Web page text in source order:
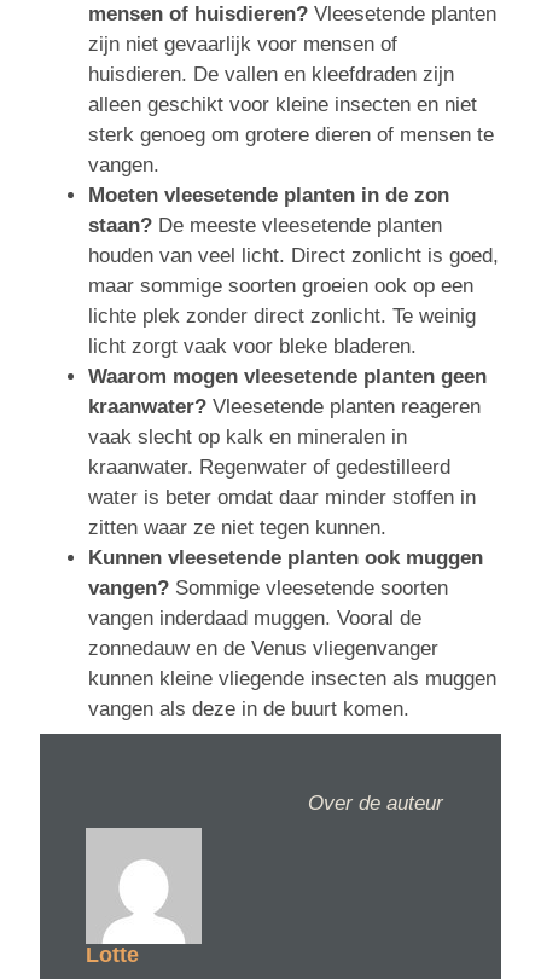
mensen of huisdieren?Vleesetende planten
zijn niet gevaarlijk voor mensen of
huisdieren. De vallen en kleefdraden zijn
alleen geschikt voor kleine insecten en niet
sterk genoeg om grotere dieren of mensen te
vangen.
Moeten vleesetende planten in de zon
staan?De meeste vleesetende planten
houden van veel licht. Direct zonlicht is goed,
maar sommige soorten groeien ook op een
lichte plek zonder direct zonlicht. Te weinig
licht zorgt vaak voor bleke bladeren.
Waarom mogen vleesetende planten geen
kraanwater?Vleesetende planten reageren
vaak slecht op kalk en mineralen in
kraanwater. Regenwater of gedestilleerd
water is beter omdat daar minder stoffen in
zitten waar ze niet tegen kunnen.
Kunnen vleesetende planten ook muggen
vangen?Sommige vleesetende soorten
vangen inderdaad muggen. Vooral de
zonnedauw en de Venus vliegenvanger
kunnen kleine vliegende insecten als muggen
vangen als deze in de buurt komen.
Over de auteur
Lotte